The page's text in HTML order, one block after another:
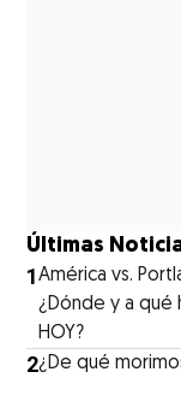
Últimas
1América vs.
¿Dónde y a qué
HOY?
2¿De qué